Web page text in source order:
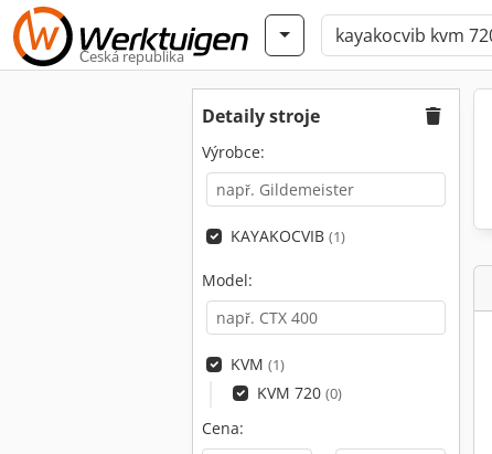
Česká republika
Detaily stroje
Výrobce:
KAYAKOCVIB (1)
Model:
KVM (1)
KVM 720 (0)
Cena: